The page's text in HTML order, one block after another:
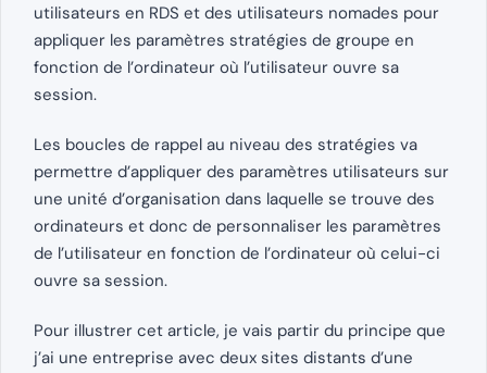
utilisateurs en RDS et des utilisateurs nomades pour
appliquer les paramètres stratégies de groupe en
fonction de l’ordinateur où l’utilisateur ouvre sa
session.
Les boucles de rappel au niveau des stratégies va
permettre d’appliquer des paramètres utilisateurs sur
une unité d’organisation dans laquelle se trouve des
ordinateurs et donc de personnaliser les paramètres
de l’utilisateur en fonction de l’ordinateur où celui-ci
ouvre sa session.
Pour illustrer cet article, je vais partir du principe que
j’ai une entreprise avec deux sites distants d’une